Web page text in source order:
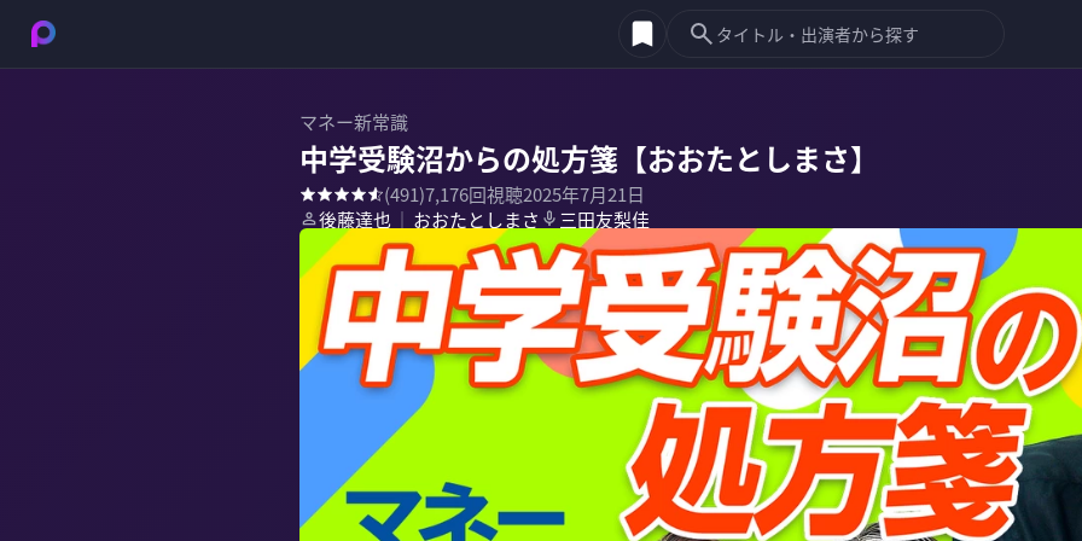
マネー新常識
中学受験沼からの処方箋【おおたとしまさ】
(491)7,176回視聴2025年7月21日
後藤達也 ｜ おおたとしまさ 三田友梨佳